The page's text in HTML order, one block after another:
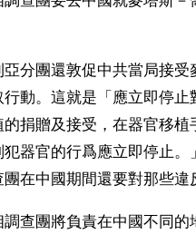
分團還敦促中共當局接
動。這就是「應立即停止
的捐贈及接受，在器官移
器官的行爲應立即停止
在中國期間還要對那些違
查團將負責在中國不同